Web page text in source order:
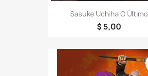
Sasuke Uchiha O Último
$ 5,00